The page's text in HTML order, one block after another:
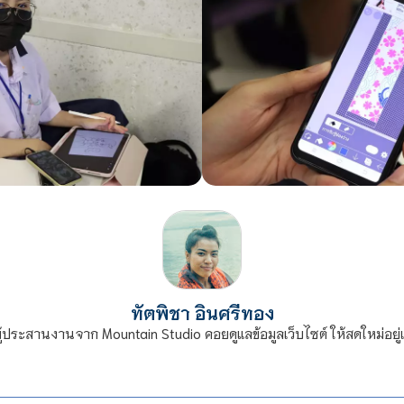
ทัตพิชา อินศรีทอง
ระสานงานจาก Mountain Studio คอยดูแลข้อมูลเว็บไซต์ ให้สดใหม่อยู่